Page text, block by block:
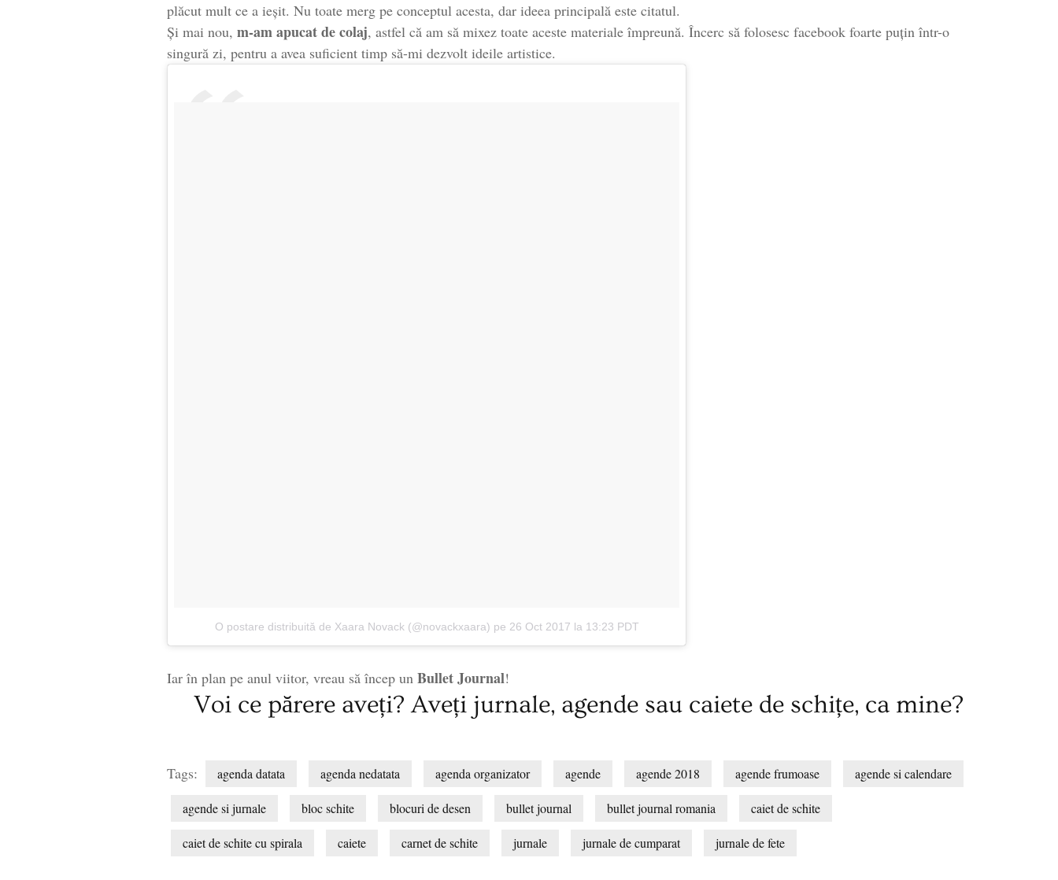
plăcut mult ce a ieșit. Nu toate merg pe conceptul acesta, dar ideea principală este citatul.
Și mai nou, m-am apucat de colaj, astfel că am să mixez toate aceste materiale împreună. Încerc să folosesc facebook foarte puțin într-o
singură zi, pentru a avea suficient timp să-mi dezvolt ideile artistice.
O postare distribuită de Xaara Novack (@novackxaara) pe 26 Oct 2017 la 13:23 PDT
Iar în plan pe anul viitor, vreau să încep un Bullet Journal!
Voi ce părere aveți? Aveți jurnale, agende sau caiete de schițe, ca mine?
Tags: agenda datata agenda nedatata agenda organizator agende agende 2018 agende frumoase agende si calendare
agende si jurnale bloc schite blocuri de desen bullet journal bullet journal romania caiet de schite
caiet de schite cu spirala caiete carnet de schite jurnale jurnale de cumparat jurnale de fete